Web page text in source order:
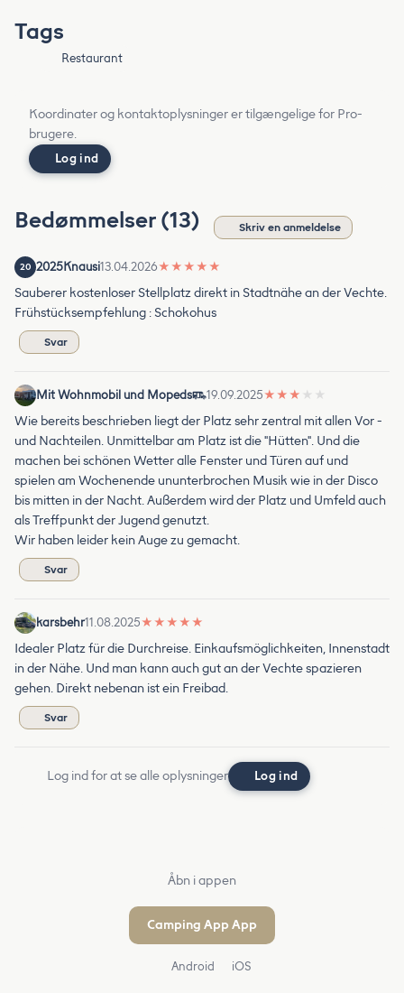
Tags
Restaurant
Koordinater og kontaktoplysninger er tilgængelige for Pro-
brugere.
Log ind
Bedømmelser (13) Skriv en anmeldelse
20 2025Knausi13.04.2026★ ★ ★ ★ ★
Sauberer kostenloser Stellplatz direkt in Stadtnähe an der Vechte.
Frühstücksempfehlung : Schokohus
Svar
Mit Wohnmobil und Mopeds 19.09.2025★ ★ ★ ★ ★
Wie bereits beschrieben liegt der Platz sehr zentral mit allen Vor -
und Nachteilen. Unmittelbar am Platz ist die "Hütten". Und die
machen bei schönen Wetter alle Fenster und Türen auf und
spielen am Wochenende ununterbrochen Musik wie in der Disco
bis mitten in der Nacht. Außerdem wird der Platz und Umfeld auch
als Treffpunkt der Jugend genutzt.
Wir haben leider kein Auge zu gemacht.
Svar
karsbehr11.08.2025★ ★ ★ ★ ★
Idealer Platz für die Durchreise. Einkaufsmöglichkeiten, Innenstadt
in der Nähe. Und man kann auch gut an der Vechte spazieren
gehen. Direkt nebenan ist ein Freibad.
Svar
Log ind for at se alle oplysninger Log ind
Åbn i appen
Camping App App
Android iOS